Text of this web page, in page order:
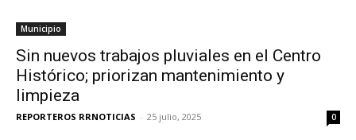
Municipio
Sin nuevos trabajos pluviales en el Centro
Histórico; priorizan mantenimiento y
limpieza
REPORTEROS RRNOTICIAS - 25 julio, 2025 0